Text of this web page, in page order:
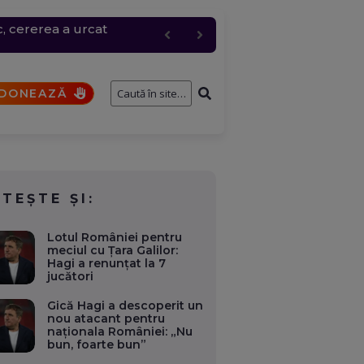
cererea a urcat
logistic cheie
consilier
analizat de SRI
interese. Ce case,
ȘI:
Lotul României pentru
meciul cu Țara Galilor:
Hagi a renunțat la 7
jucători
Gică Hagi a descoperit un
nou atacant pentru
naționala României: „Nu
bun, foarte bun”